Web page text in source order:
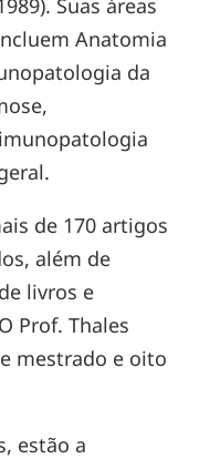
Suas áreas
Anatomia
da
de 170 artigos
além de
livros e
Prof. Thales
mestrado e oito
estão a